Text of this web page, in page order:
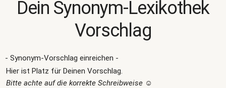
Dein Synonym-Lexikothek
Vorschlag
- Synonym-Vorschlag einreichen -
Hier ist Platz für Deinen Vorschlag.
Bitte achte auf die korrekte Schreibweise ☺